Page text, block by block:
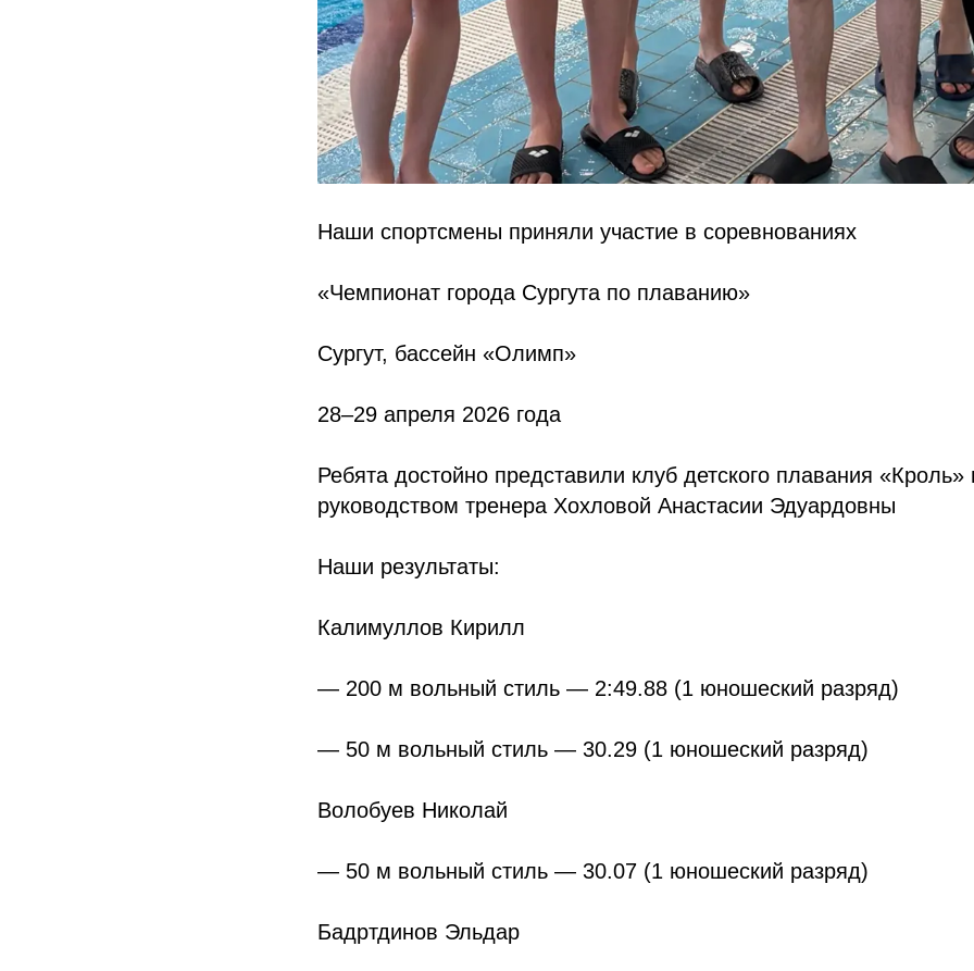
Наши спортсмены приняли участие в соревнованиях
«Чемпионат города Сургута по плаванию»
Сургут, бассейн «Олимп»
28–29 апреля 2026 года
Ребята достойно представили клуб детского плавания «Кроль»
руководством тренера Хохловой Анастасии Эдуардовны
Наши результаты:
Калимуллов Кирилл
— 200 м вольный стиль — 2:49.88 (1 юношеский разряд)
— 50 м вольный стиль — 30.29 (1 юношеский разряд)
Волобуев Николай
— 50 м вольный стиль — 30.07 (1 юношеский разряд)
Бадртдинов Эльдар